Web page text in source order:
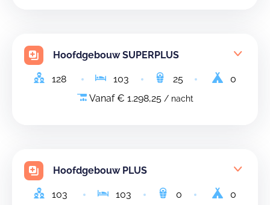
Hoofdgebouw SUPERPLUS
128 103 25
0
Vanaf € 1.298,25 / nacht
Hoofdgebouw PLUS
103 103 0
0